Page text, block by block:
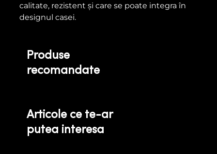
calitate, rezistent și care se poate integra în
designul casei.
Produse
recomandate
Articole ce te-ar
putea interesa